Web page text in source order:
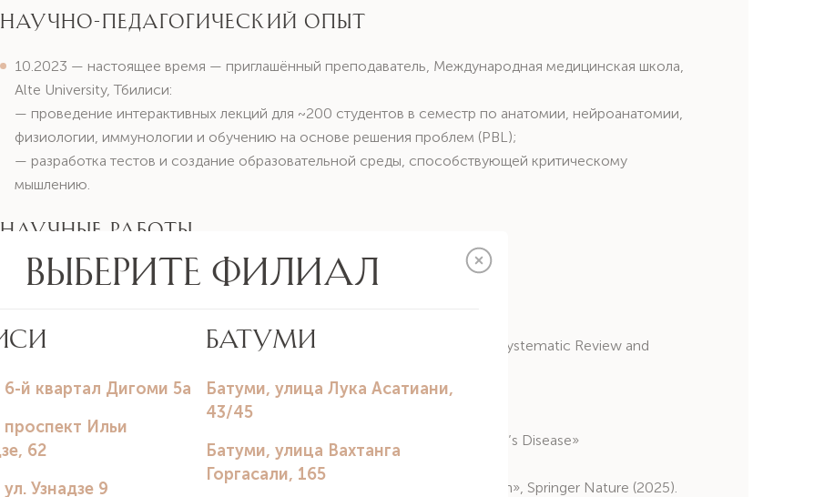
Научно-педагогический опыт
10.2023 — настоящее время — приглашённый преподаватель, Международная медицинская школа,
Alte University, Тбилиси:
— проведение интерактивных лекций для ~200 студентов в семестр по анатомии, нейроанатомии,
физиологии, иммунологии и обучению на основе решения проблем (PBL);
— разработка тестов и создание образовательной среды, способствующей критическому
мышлению.
Научные работы
«Long-term Preservation TMS for Major Depressive Disorder: A Case Series»
«Acute Myocardial Infarction and Antiphospholipid Syndrome: An Updated Systematic Review and
(Arash Ghani Dehkordi et al., Nino Akubardia)
Опубликовано в Annals of Medicine & Surgery (2025).
Глава в книге: «Therapeutic Potential of Medicinal Mushrooms on Alzheimer’s Disease»
(Abdelrahman T. I. Albahttiti, Nino Akubardia, Daniya Tasnim, Lara Hamzeh)
В сборнике «Medicinal Mushrooms: An Emerging Superfood for Brain Health», Springer Nature (2025).